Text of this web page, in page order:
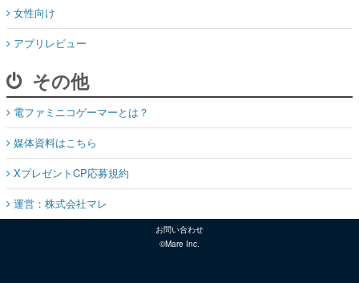
女性向け
アプリレビュー
その他
電ファミニコゲーマーとは？
媒体資料はこちら
XプレゼントCP応募規約
運営：株式会社マレ
お問い合わせ
©Mare Inc.